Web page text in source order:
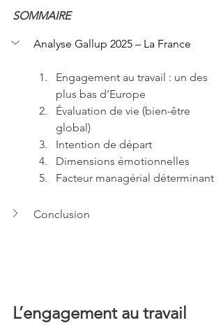
SOMMAIRE
Analyse Gallup 2025 – La France
Engagement au travail : un des
plus bas d’Europe
Évaluation de vie (bien-être
global)
Intention de départ
Dimensions émotionnelles
Facteur managérial déterminant
Conclusion
L’engagement au travail